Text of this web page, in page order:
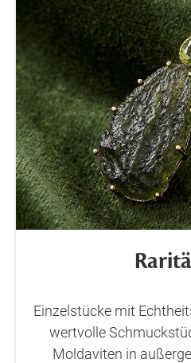
Einzelstücke mit
wertvolle
Moldaviten in